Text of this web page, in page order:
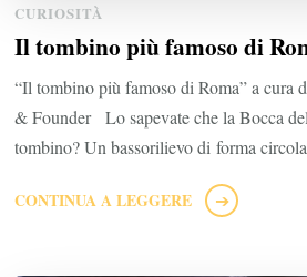
CURIOSITÀ
Il tombino più famoso di
“Il tombino più famoso di Roma” a cura
& Founder Lo sapevate che la Bocca
tombino? Un bassorilievo di forma
CONTINUA A LEGGERE